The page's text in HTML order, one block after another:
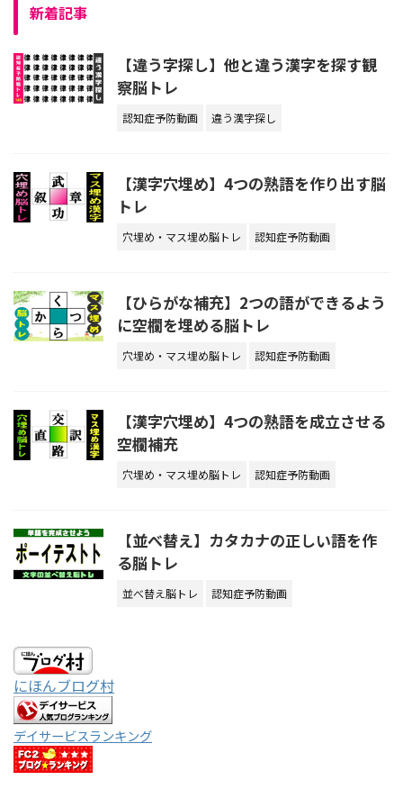
新着記事
【違う字探し】他と違う漢字を探す観
察脳トレ
認知症予防動画 違う漢字探し
【漢字穴埋め】4つの熟語を作り出す脳
トレ
穴埋め・マス埋め脳トレ 認知症予防動画
【ひらがな補充】2つの語ができるよう
に空欄を埋める脳トレ
穴埋め・マス埋め脳トレ 認知症予防動画
【漢字穴埋め】4つの熟語を成立させる
空欄補充
穴埋め・マス埋め脳トレ 認知症予防動画
【並べ替え】カタカナの正しい語を作
る脳トレ
並べ替え脳トレ 認知症予防動画
にほんブログ村
デイサービスランキング